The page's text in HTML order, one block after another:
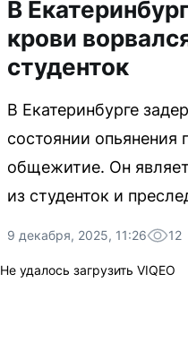
В
крови
студенток
В Екатеринбурге
состоянии опьянения
общежитие. Он
из студенток и
9 декабря, 2025, 11:26 12
Не удалось загрузить VIQEO